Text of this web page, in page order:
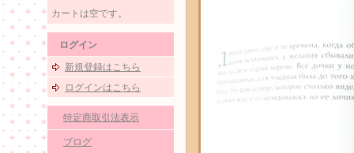
カートは空です。
ログイン
新規登録はこちら
ログインはこちら
特定商取引法表示
ブログ